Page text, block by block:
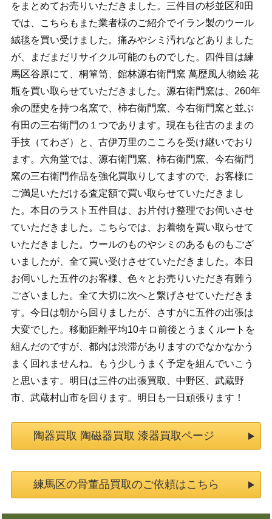
をまとめてお売りいただきました。三件目の杉並区和田
では、こちらもまた業者様のご紹介でイラン製のウール
絨毯を買い受けました。痛みやシミ汚れなどありました
が、まだまだリサイクル可能のものでした。四件目は練
馬区谷原にて、桐箪笥、館林源右衛門窯 萬歴風人物絵 花
瓶を買い取らせていただきました。源右衛門窯は、260年
余の歴史を持つ名窯で、柿右衛門窯、今右衛門窯と並ぶ
有田の三右衛門の１つであります。現在も往古のままの
手技（てわざ）と、古伊万里のこころを受け継いでおり
ます。六角堂では、源右衛門窯、柿右衛門窯、今右衛門
窯の三右衛門作品を強化買取りしてますので、お客様に
ご満足いただける査定額で買い取らせていただきまし
た。本日のラスト五件目は、お片付け整理でお伺いさせ
ていただきました。こちらでは、お着物を買い取らせて
いただきました。ウールのものやシミのあるものもござ
いましたが、全て買い受けさせていただきました。本日
お伺いした五件のお客様、色々とお売りいただき有難う
ございました。全て大切に次へと繋げさせていただきま
す。今日は朝から回りましたが、さすがに五件の出張は
大変でした。移動距離平均10キロ前後とうまくルートを
組んだのですが、都内は渋滞がありますのでなかなかう
まく回れませんね。もう少しうまく予定を組んでいこう
と思います。明日は三件の出張買取、中野区、武蔵野
市、武蔵村山市を回ります。明日も一日頑張ります！
陶器買取 陶磁器買取 漆器買取ページ
練馬区の骨董品買取のご依頼はこちら